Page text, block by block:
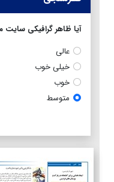
آیا ظاهر گرافیکی
عالی
خیلی خوب
خوب
متوسط